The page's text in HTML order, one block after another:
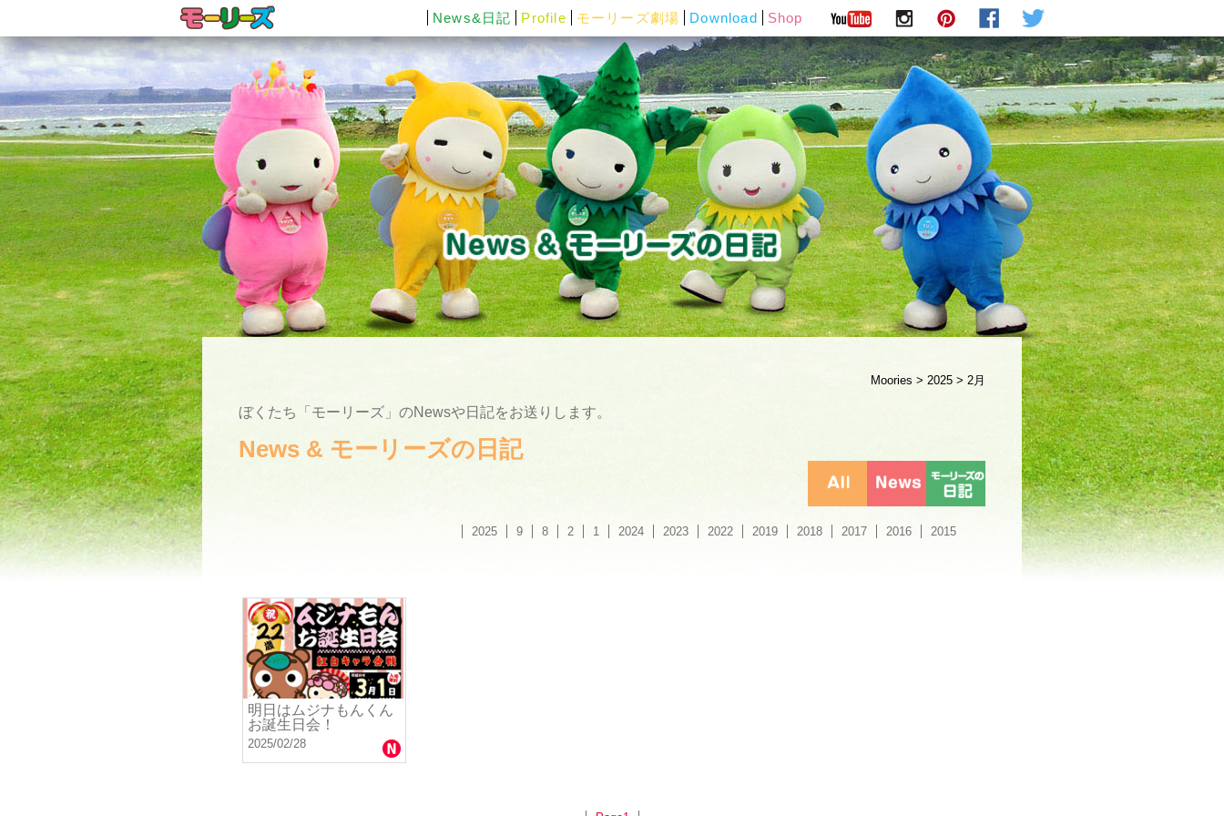
News&日記 Profile モーリーズ劇場 Download Shop
Moories > 2025 > 2月
ぼくたち「モーリーズ」のNewsや日記をお送りします。
News & モーリーズの日記
2025 9 8 2 1 2024 2023 2022 2019 2018 2017 2016 2015
明日はムジナもんくん
お誕生日会！
2025/02/28